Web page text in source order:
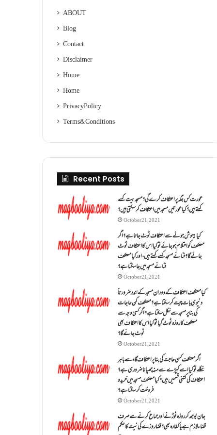
ABOUT
Blog
Contact
Disclaimer
Home
Home
Privacy Policy
Terms & Conditions
Recent Posts
عورت کس جگہ پر اعتکاف کرے گی؟مسجد بیت کسے
کہتے ہیں؟کیا عورتیں مسجد میں اعتکاف کر سکتی ہیں؟
October 21, 2021
کیا بیہوش ہونے سے اعتکاف ٹوٹ جاتا ہے؟ اگر
معتکف کو احتلام ہو جائے تو کیا اس کا اعتکاف ٹوٹ
جائے گا؟فنائے مسجد کسے کہتے ہیں ، اور کیا معتکف
فنائے مسجد میں جا سکتا ہے؟
October 21, 2021
کیا معتکف اعتکاف کے دوران مسجد کے اندر ضرورتاً
دنیوی بات چیت کر سکتا ہے؟معتکف کن حاجات
کی بنا پر مسجد سے نکل سکتا ہے؟ اگر کسی وجہ سے
معتکف کا روزہ ٹوٹ گیا تو کیا اس کا اعتکاف بھی
ٹوٹ جائے گا؟
October 21, 2021
اگر معتکف کسی حاجت کی بنا پر اعتکاف گاہ سے باہر
نکلے تو کیا اسے کپڑے سے منہ چھپانا ضروری ہے؟
اعتکاف کی کتنی قسمیں ہیں؟کیا معتکف مسجد میں خرید و
فروخت کر سکتا ہے؟
October 21, 2021
جان بوجھ کر روزہ ٹوڑنے اور جماع کرنے سے صرف
قضاء لازم ہے یا کفارہ بھی؟ قضا روزے کی نیت کا حکم